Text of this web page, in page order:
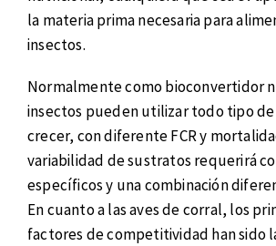
la materia prima necesaria para
insectos.
Normalmente como bioconvertidor
insectos pueden utilizar todo tipo
crecer, con diferente FCR y
variabilidad de sustratos requerirá
específicos y una combinación
En cuanto a las aves de corral, los
factores de competitividad han sido